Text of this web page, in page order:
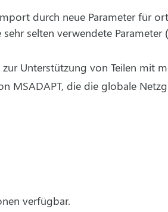
durch neue Parameter für
selten verwendete Parameter
Unterstützung von Teilen mit
MSADAPT, die die globale
verfügbar.